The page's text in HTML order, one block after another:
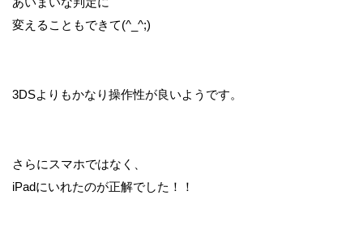
変えることもできて(^_^;)
3DSよりもかなり操作性が良いようです。
さらにスマホではなく、
iPadにいれたのが正解でした！！